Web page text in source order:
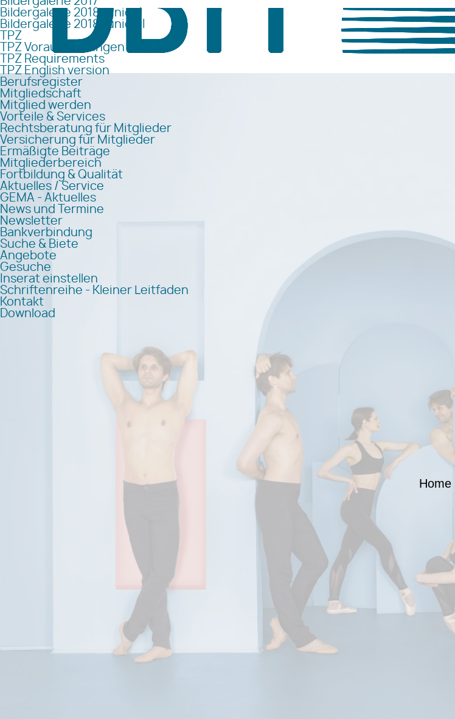
Bildergalerie 2018 Junior I
Bildergalerie 2018 Junior II
TPZ
TPZ Voraussetzungen
TPZ Requirements
TPZ English version
Berufsregister
Mitgliedschaft
Mitglied werden
Vorteile & Services
Rechtsberatung für Mitglieder
Versicherung für Mitglieder
Ermäßigte Beiträge
Mitgliederbereich
Fortbildung & Qualität
Aktuelles / Service
GEMA - Aktuelles
News und Termine
Newsletter
Bankverbindung
Suche & Biete
Angebote
Gesuche
Inserat einstellen
Schriftenreihe - Kleiner Leitfaden
Kontakt
Download
Home|